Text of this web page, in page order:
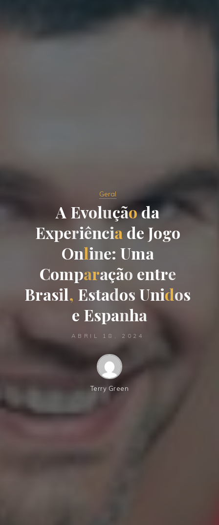
Geral
A Evoluçãoda
Experiência de Jogo
Online: Uma
Comparação entre
Brasil, Estados Unidos
e Espanha
ABRIL 18, 2024
Terry Green